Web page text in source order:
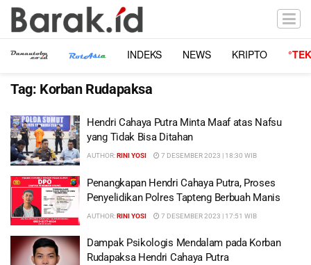
INDEKS NEWS KRIPTO
Tag: Korban Rudapaksa
Hendri Cahaya Putra Minta Maaf atas Nafsu
yang Tidak Bisa Ditahan
AUTHOR:RINI YOSI 7 DESEMBER 2023 | 18:30 WIB
Penangkapan Hendri Cahaya Putra, Proses
Penyelidikan Polres Tapteng Berbuah Manis
AUTHOR:RINI YOSI 7 DESEMBER 2023 | 17:51 WIB
Dampak Psikologis Mendalam pada Korban
Rudapaksa Hendri Cahaya Putra